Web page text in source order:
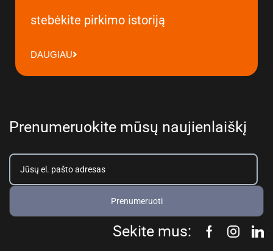
stebėkite pirkimo istoriją
DAUGIAU
Prenumeruokite mūsų naujienlaiškį
Prenumeruoti
Sekite mus: